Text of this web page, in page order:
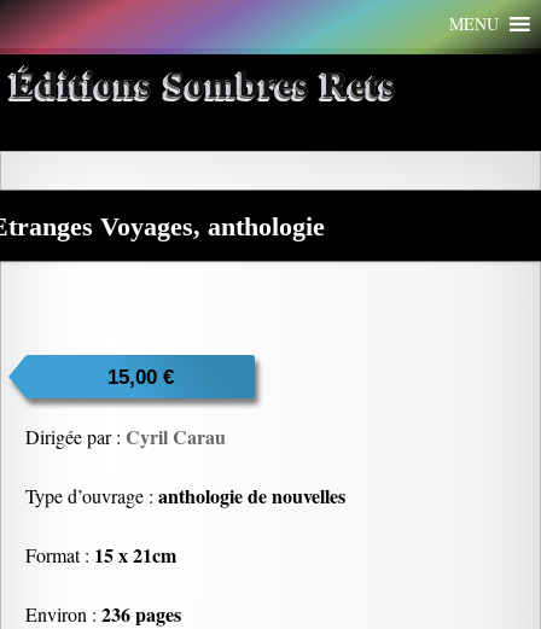
Aller
au
contenu
MENU
Éditions Sombres Rets
Voyages, anthologie
15,00 €
Dirigée par : Cyril Carau
Type d’ouvrage : anthologie de nouvelles
Format : 15 x 21cm
Environ : 236 pages